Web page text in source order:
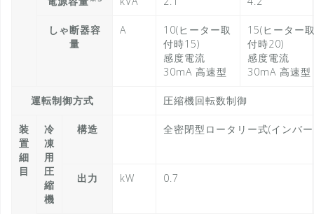
しゃ断器容
量
A
10(ヒーター取
付時15)
感度電流
30mA 高速型
15(ヒーター
付時20)
感度電流
30mA 高速型
運転制御方式 圧縮機回転数制御
装
置
細
目
冷
凍
用
圧
縮
機
構造 全密閉型ロータリー式(インバ
出力 kW 0.7